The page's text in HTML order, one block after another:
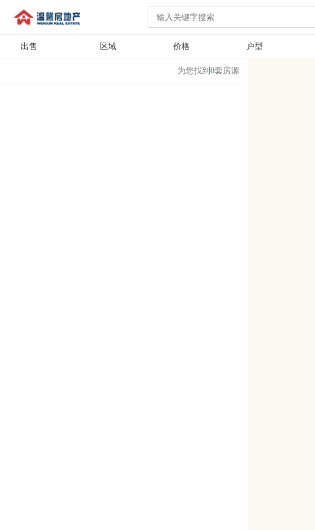
出售 区域 价格 户型
为您找到 0套房源